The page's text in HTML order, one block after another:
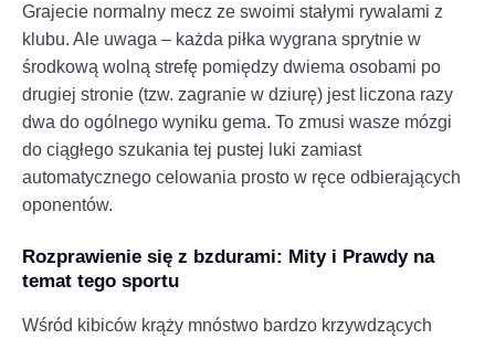
Grajecie normalny mecz ze swoimi stałymi rywalami z
klubu. Ale uwaga – każda piłka wygrana sprytnie w
środkową wolną strefę pomiędzy dwiema osobami po
drugiej stronie (tzw. zagranie w dziurę) jest liczona razy
dwa do ogólnego wyniku gema. To zmusi wasze mózgi
do ciągłego szukania tej pustej luki zamiast
automatycznego celowania prosto w ręce odbierających
oponentów.
Rozprawienie się z bzdurami: Mity i Prawdy na
temat tego sportu
Wśród kibiców krąży mnóstwo bardzo krzywdzących